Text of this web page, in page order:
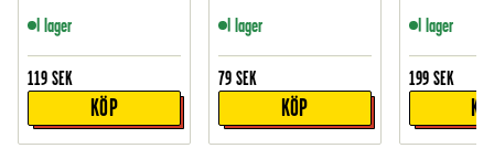
I lager
119 SEK
KÖP
I lager
79 SEK
KÖP
I lager
199 SEK